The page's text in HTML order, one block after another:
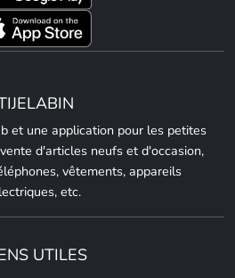
et une application pour les petites
d'articles neufs et d'occasion,
vêtements, appareils
etc.
UTILES